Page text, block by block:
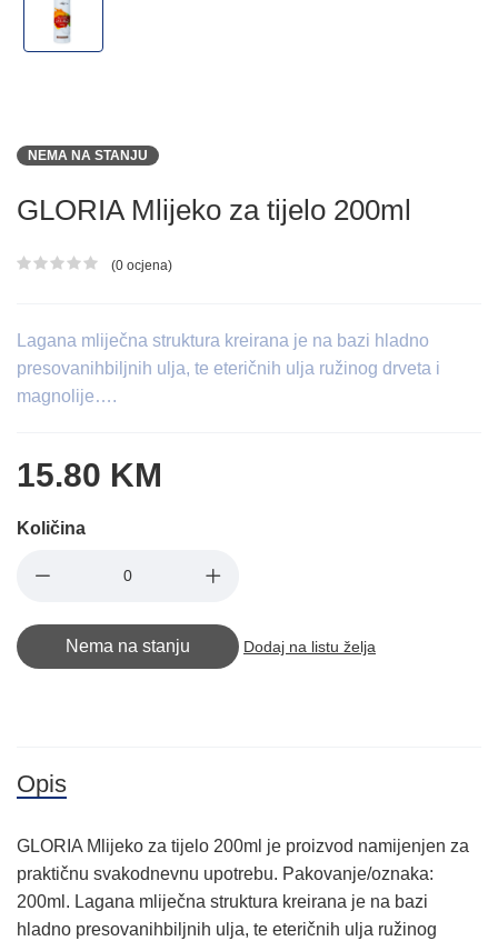
NEMA NA STANJU
GLORIA Mlijeko za tijelo 200ml
Ocjena proizvoda
(0 ocjena)
Lagana mliječna struktura kreirana je na bazi hladno
presovanihbiljnih ulja, te eteričnih ulja ružinog drveta i
magnolije….
15.80 KM
Količina
Nema na stanju Dodaj na listu želja
Opis
GLORIA Mlijeko za tijelo 200ml je proizvod namijenjen za
praktičnu svakodnevnu upotrebu. Pakovanje/oznaka:
200ml. Lagana mliječna struktura kreirana je na bazi
hladno presovanihbiljnih ulja, te eteričnih ulja ružinog